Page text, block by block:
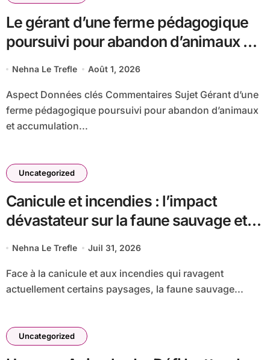
Le gérant d’une ferme pédagogique
poursuivi pour abandon d’animaux et
accumulation macabre de cadavres
Nehna Le Trefle Août 1, 2026
Aspect Données clés Commentaires Sujet Gérant d’une
ferme pédagogique poursuivi pour abandon d’animaux
et accumulation...
Uncategorized
Canicule et incendies : l’impact
dévastateur sur la faune sauvage et
comment agir en cas de rencontre
Nehna Le Trefle Juil 31, 2026
Face à la canicule et aux incendies qui ravagent
actuellement certains paysages, la faune sauvage...
Uncategorized